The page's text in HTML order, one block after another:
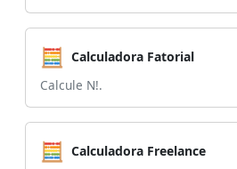
🧮 Calculadora Fatorial
Calcule N!.
🧮 Calculadora Freelance